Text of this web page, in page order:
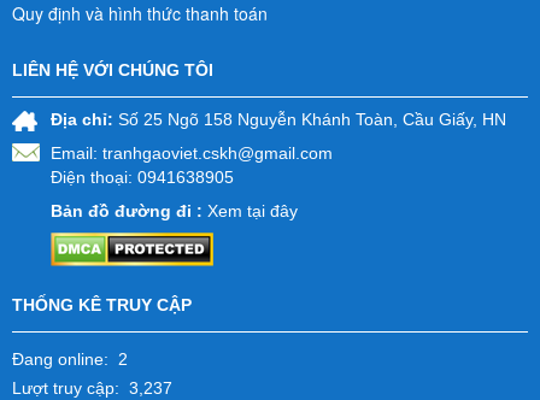
Quy định và hình thức thanh toán
LIÊN HỆ VỚI CHÚNG TÔI
Địa chỉ: Số 25 Ngõ 158 Nguyễn Khánh Toàn, Cầu Giấy, HN
Email: tranhgaoviet.cskh@gmail.com
Điện thoại: 0941638905
Bản đồ đường đi : Xem tại đây
THỐNG KÊ TRUY CẬP
Đang online: 2
Lượt truy cập: 3,237